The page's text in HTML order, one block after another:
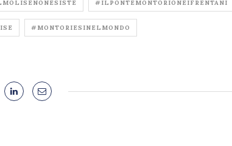
#ILPONTEMONTORIONEIFRENTANI
#MONTORIESINELMONDO